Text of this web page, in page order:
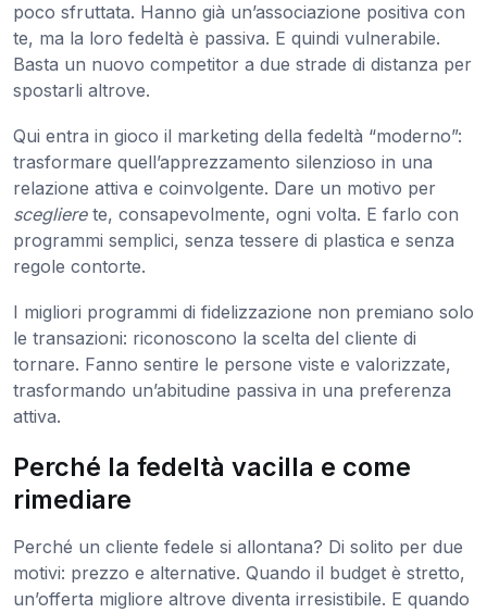
poco sfruttata. Hanno già un’associazione positiva con
te, ma la loro fedeltà è passiva. E quindi vulnerabile.
Basta un nuovo competitor a due strade di distanza per
spostarli altrove.
Qui entra in gioco il marketing della fedeltà “moderno”:
trasformare quell’apprezzamento silenzioso in una
relazione attiva e coinvolgente. Dare un motivo per
sceglierete, consapevolmente, ogni volta. E farlo con
programmi semplici, senza tessere di plastica e senza
regole contorte.
I migliori programmi di fidelizzazione non premiano solo
le transazioni: riconoscono la scelta del cliente di
tornare. Fanno sentire le persone viste e valorizzate,
trasformando un’abitudine passiva in una preferenza
attiva.
Perché la fedeltà vacilla e come
rimediare
Perché un cliente fedele si allontana? Di solito per due
motivi: prezzo e alternative. Quando il budget è stretto,
un’offerta migliore altrove diventa irresistibile. E quando